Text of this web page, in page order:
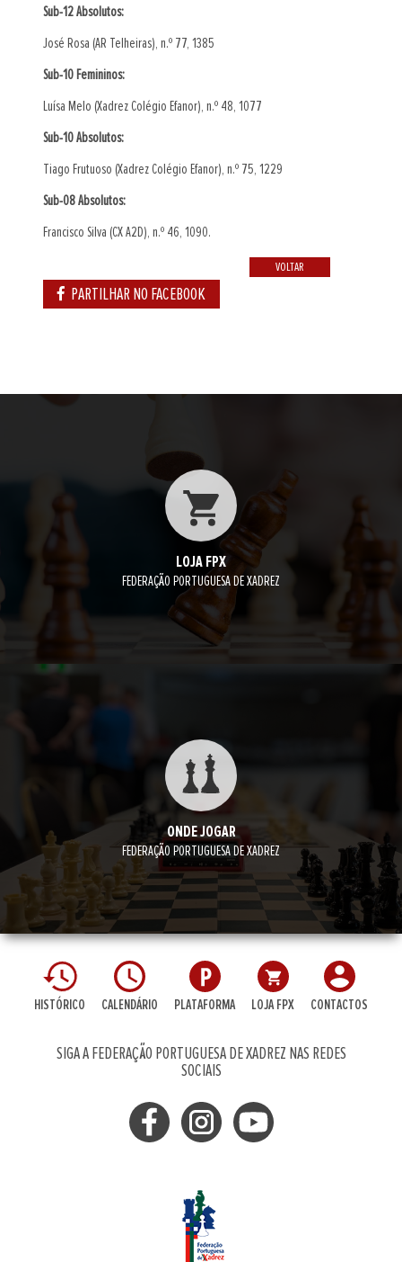
Sub-12 Absolutos:
José Rosa (AR Telheiras), n.º 77, 1385
Sub-10 Femininos:
Luísa Melo (Xadrez Colégio Efanor), n.º 48, 1077
Sub-10 Absolutos:
Tiago Frutuoso (Xadrez Colégio Efanor), n.º 75, 1229
Sub-08 Absolutos:
Francisco Silva (CX A2D), n.º 46, 1090.
VOLTAR
PARTILHAR NO FACEBOOK
LOJA FPX
FEDERAÇÃO PORTUGUESA DE XADREZ
ONDE JOGAR
FEDERAÇÃO PORTUGUESA DE XADREZ
HISTÓRICO CALENDÁRIO PLATAFORMA LOJA FPX CONTACTOS
SIGA A FEDERAÇÃO PORTUGUESA DE XADREZ NAS REDES
SOCIAIS